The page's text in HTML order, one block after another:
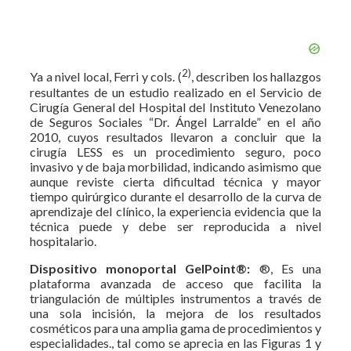
Ya a nivel local, Ferri y cols. (2), describen los hallazgos
resultantes de un estudio realizado en el Servicio de
Cirugía General del Hospital del Instituto Venezolano
de Seguros Sociales “Dr. Ángel Larralde” en el año
2010, cuyos resultados llevaron a concluir que la
cirugía LESS es un procedimiento seguro, poco
invasivo y de baja morbilidad, indicando asimismo que
aunque reviste cierta dificultad técnica y mayor
tiempo quirúrgico durante el desarrollo de la curva de
aprendizaje del clínico, la experiencia evidencia que la
técnica puede y debe ser reproducida a nivel
hospitalario.
Dispositivo monoportal GelPoint®: ®, Es una
plataforma avanzada de acceso que facilita la
triangulación de múltiples instrumentos a través de
una sola incisión, la mejora de los resultados
cosméticos para una amplia gama de procedimientos y
especialidades., tal como se aprecia en las Figuras 1 y